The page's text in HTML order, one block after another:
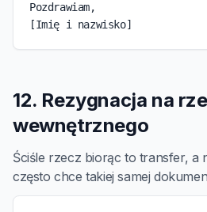
Pozdrawiam,
[Imię i nazwisko]
12. Rezygnacja na
wewnętrznego
Ściśle rzecz biorąc to transfer, a
często chce takiej samej